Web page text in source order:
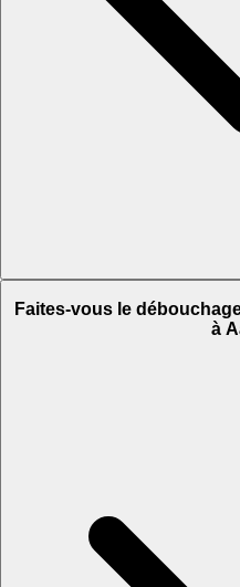
Faites-vous le
à